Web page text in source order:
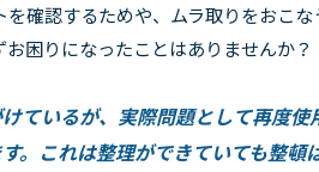
確認するためや、ムラ取りをおこ
困りになったことはありませんか？
ているが、実際問題として再度
。これは整理ができていても整頓